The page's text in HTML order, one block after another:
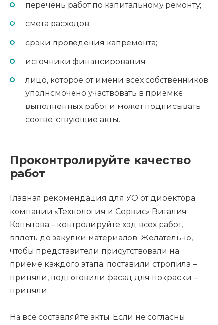
перечень работ по капитальному ремонту;
смета расходов;
сроки проведения капремонта;
источники финансирования;
лицо, которое от имени всех собственников
уполномочено участвовать в приёмке
выполненных работ и может подписывать
соответствующие акты.
Проконтролируйте качество
работ
Главная рекомендация для УО от директора
компании «Технология и Сервис» Виталия
Копытова – контролируйте ход всех работ,
вплоть до закупки материалов. Желательно,
чтобы представители присутствовали на
приёме каждого этапа: поставили стропила –
приняли, подготовили фасад для покраски –
приняли.
На всё составляйте акты. Если не согласны